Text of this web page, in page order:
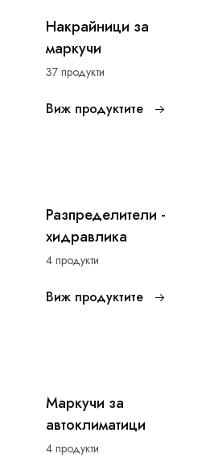
Накрайници за
маркучи
37 продукти
Виж продуктите
Разпределители -
хидравлика
4 продукти
Виж продуктите
Маркучи за
автоклиматици
4 продукти